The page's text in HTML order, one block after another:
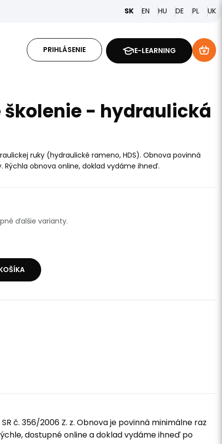
SK EN HU DE PL UK
PRIHLÁSENIE E-LEARNING
školenie - hydraulická
ruky (hydraulické rameno, HDS). Obnova povinná
Rýchla obnova online, doklad vydáme ihneď.
ďalšie varianty.
č. 356/2006 Z. z. Obnova je povinná minimálne raz
dostupné online a doklad vydáme ihneď po